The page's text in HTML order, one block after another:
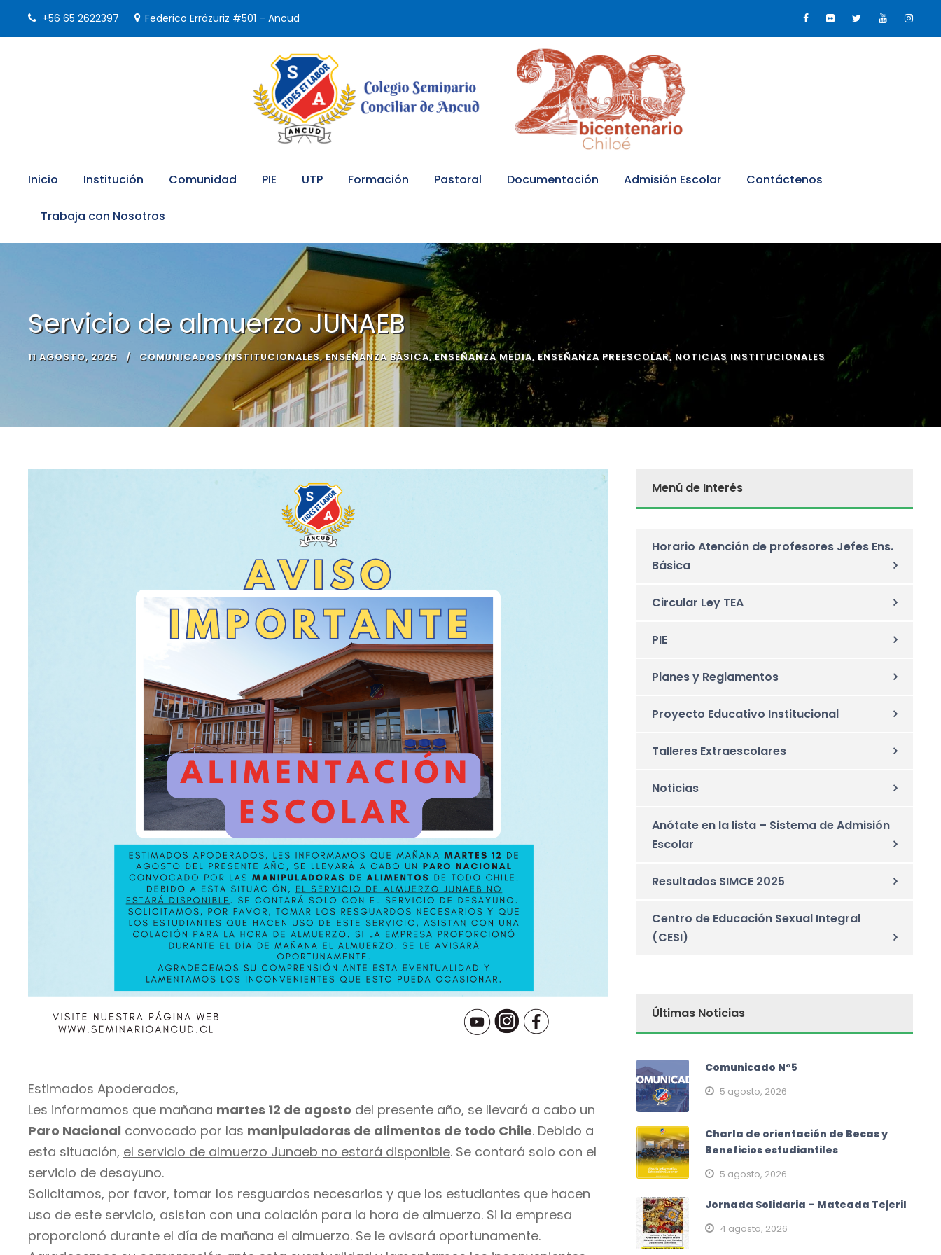
+56 65 2622397 Federico Errázuriz #501 – Ancud
Inicio Institución Comunidad PIE UTP Formación Pastoral Documentación Admisión Escolar Contáctenos
Trabaja con Nosotros
Servicio de almuerzo JUNAEB
11 AGOSTO, 2025 COMUNICADOS INSTITUCIONALES, ENSEÑANZA BÁSICA, ENSEÑANZA MEDIA, ENSEÑANZA PREESCOLAR, NOTICIAS INSTITUCIONALES
Estimados Apoderados,
Les informamos que mañana martes 12 de agosto del presente año, se llevará a cabo un
Paro Nacional convocado por las manipuladoras de alimentos de todo Chile. Debido a
esta situación, el servicio de almuerzo Junaeb no estará disponible. Se contará solo con el
servicio de desayuno.
Solicitamos, por favor, tomar los resguardos necesarios y que los estudiantes que hacen
uso de este servicio, asistan con una colación para la hora de almuerzo. Si la empresa
proporcionó durante el día de mañana el almuerzo. Se le avisará oportunamente.
Menú de Interés
Horario Atención de profesores Jefes Ens.
Básica
Circular Ley TEA
PIE
Planes y Reglamentos
Proyecto Educativo Institucional
Talleres Extraescolares
Noticias
Anótate en la lista – Sistema de Admisión
Escolar
Resultados SIMCE 2025
Centro de Educación Sexual Integral
(CESI)
Últimas Noticias
Comunicado N°5
5 agosto, 2026
Charla de orientación de Becas y
Beneficios estudiantiles
5 agosto, 2026
Jornada Solidaria – Mateada Tejeril
4 agosto, 2026